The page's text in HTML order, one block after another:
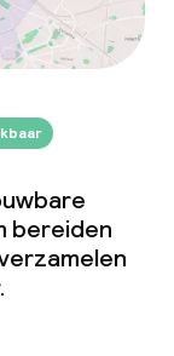
bereiden